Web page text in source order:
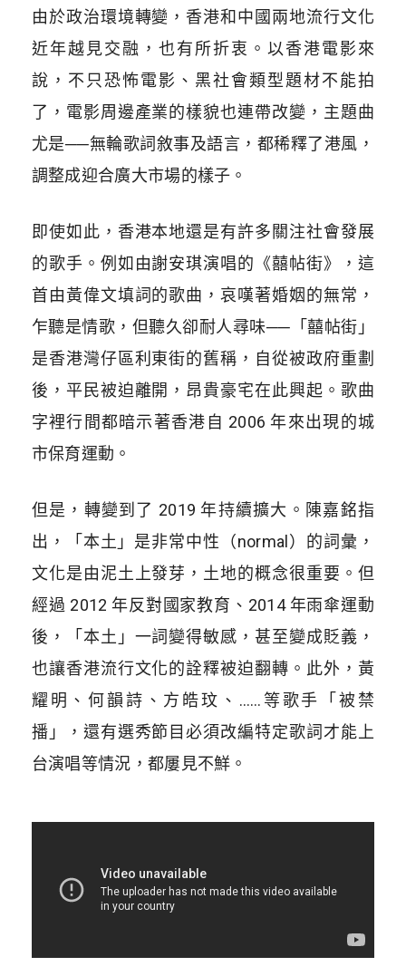
由於政治環境轉變，香港和中國兩地流行文化
近年越見交融，也有所折衷。以香港電影來
說，不只恐怖電影、黑社會類型題材不能拍
了，電影周邊產業的樣貌也連帶改變，主題曲
尤是──無輪歌詞敘事及語言，都稀釋了港風，
調整成迎合廣大市場的樣子。
即使如此，香港本地還是有許多關注社會發展
的歌手。例如由謝安琪演唱的《囍帖街》，這
首由黃偉文填詞的歌曲，哀嘆著婚姻的無常，
乍聽是情歌，但聽久卻耐人尋味──「囍帖街」
是香港灣仔區利東街的舊稱，自從被政府重劃
後，平民被迫離開，昂貴豪宅在此興起。歌曲
字裡行間都暗示著香港自 2006 年來出現的城
市保育運動。
但是，轉變到了 2019 年持續擴大。陳嘉銘指
出，「本土」是非常中性（normal）的詞彙，
文化是由泥土上發芽，土地的概念很重要。但
經過 2012 年反對國家教育、2014 年雨傘運動
後，「本土」一詞變得敏感，甚至變成貶義，
也讓香港流行文化的詮釋被迫翻轉。此外，黃
耀明、何韻詩、方皓玟、……等歌手「被禁
播」，還有選秀節目必須改編特定歌詞才能上
台演唱等情況，都屢見不鮮。